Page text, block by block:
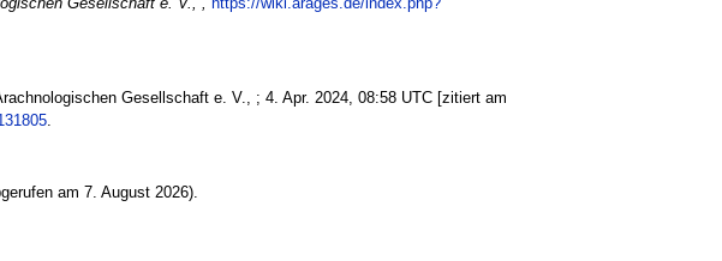
Gesellschaft e. V., , https://wiki.arages.de/index.php?
Gesellschaft e. V., ; 4. Apr. 2024, 08:58 UTC [zitiert am
.
am 7. August 2026).